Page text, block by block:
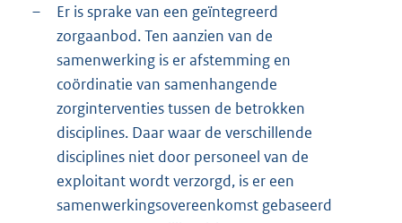
–
Er is sprake van een geïntegreerd
zorgaanbod. Ten aanzien van de
samenwerking is er afstemming en
coördinatie van samenhangende
zorginterventies tussen de betrokken
disciplines. Daar waar de verschillende
disciplines niet door personeel van de
exploitant wordt verzorgd, is er een
samenwerkingsovereenkomst gebaseerd